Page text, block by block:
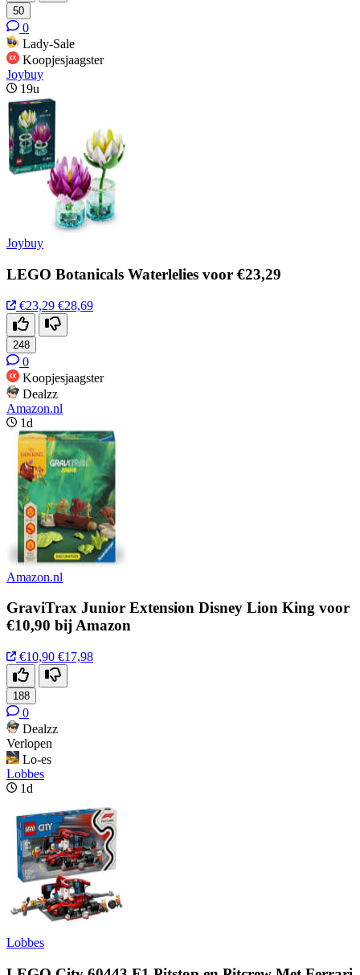
50
0
Lady-Sale
Koopjesjaagster
Joybuy
19u
Joybuy
LEGO Botanicals Waterlelies voor €23,29
€23,29 €28,69
248
0
Koopjesjaagster
Dealzz
Amazon.nl
1d
Amazon.nl
GraviTrax Junior Extension Disney Lion King voor
€10,90 bij Amazon
€10,90 €17,98
188
0
Dealzz
Verlopen
Lo-es
Lobbes
1d
Lobbes